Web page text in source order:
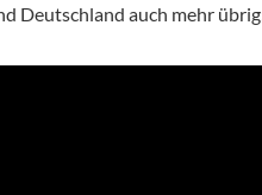
Deutschland auch mehr